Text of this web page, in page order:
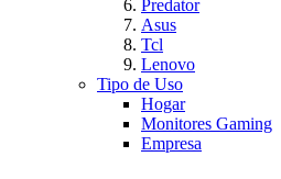
Predator
Asus
Tcl
Lenovo
Tipo de Uso
Hogar
Monitores Gaming
Empresa